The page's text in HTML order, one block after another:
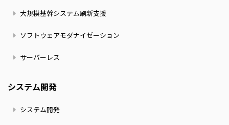
大規模基幹システム刷新支援
ソフトウェアモダナイゼーション
サーバーレス
システム開発
システム開発